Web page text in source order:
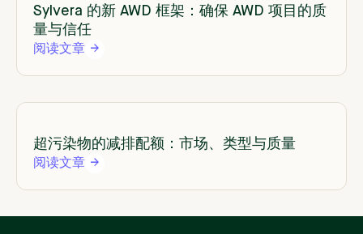
Sylvera 的新 AWD 框架：确保 AWD 项目的质
量与信任
阅读文章
超污染物的减排配额：市场、类型与质量
阅读文章